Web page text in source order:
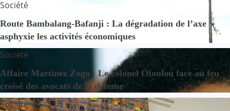
Société
Route Bambalang-Bafanji : La dégradation de l’axe
asphyxie les activités économiques
Société
Affaire Martinez Zogo : Le colonel Otoulou face au feu
croisé des avocats de la défense
Société